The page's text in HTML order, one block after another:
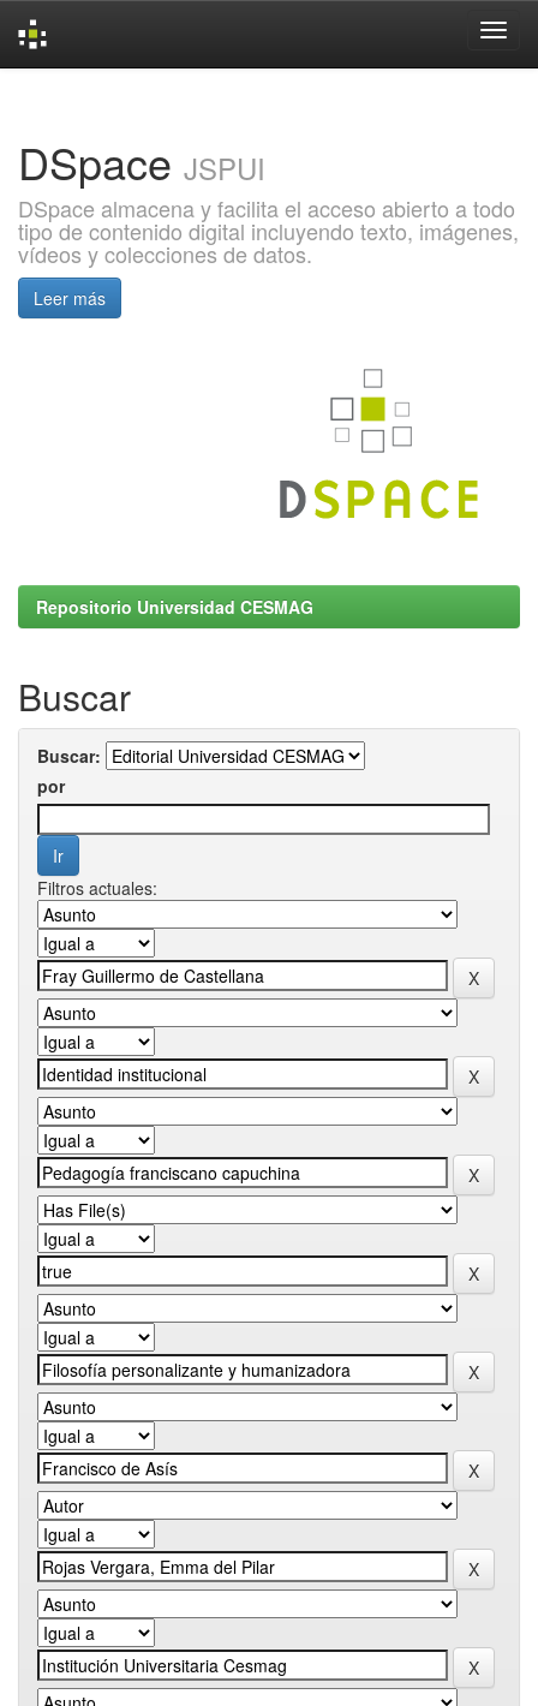
DSpace JSPUI
DSpace almacena y facilita el acceso abierto a todo
tipo de contenido digital incluyendo texto, imágenes,
vídeos y colecciones de datos.
Leer más
Repositorio Universidad CESMAG
Buscar
Buscar:
por
Filtros actuales: